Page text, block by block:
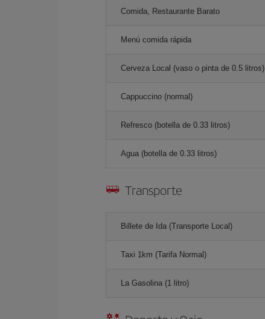
Comida, Restaurante Barato
Menú comida rápida
Cerveza Local (vaso o pinta de 0.5 litros)
Cappuccino (normal)
Refresco (botella de 0.33 litros)
Agua (botella de 0.33 litros)
Transporte
Billete de Ida (Transporte Local)
Taxi 1km (Tarifa Normal)
La Gasolina (1 litro)